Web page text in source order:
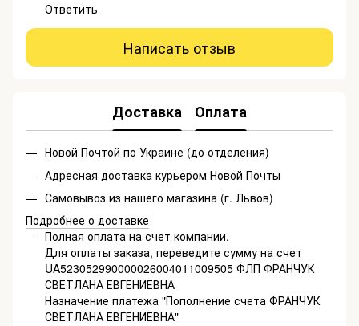
Ответить
Написать отзыв
Доставка Оплата
Новой Почтой по Украине (до отделения)
Адресная доставка курьером Новой Почты
Самовывоз из нашего магазина (г. Львов)
Подробнее о доставке
Полная оплата на счет компании.
Для оплаты заказа, переведите сумму на счет
UA523052990000026004011009505 ФЛП ФРАНЧУК
СВЕТЛАНА ЕВГЕНИЕВНА
Назначение платежа "Пополнение счета ФРАНЧУК
СВЕТЛАНА ЕВГЕНИЕВНА"